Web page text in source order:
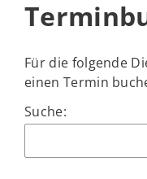
Für die folgende
einen Termin
Suche: